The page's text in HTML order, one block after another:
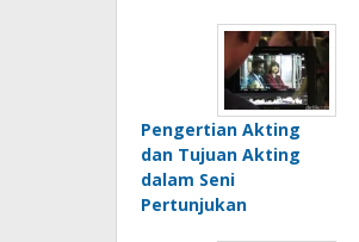
Pengertian Akting
dan Tujuan Akting
dalam Seni
Pertunjukan